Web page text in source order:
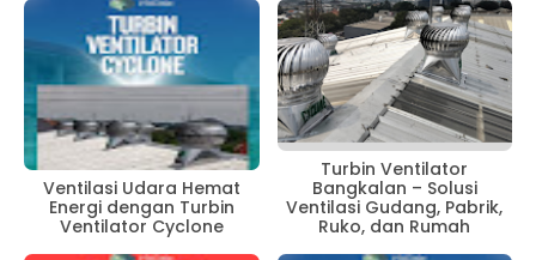
Ventilasi Udara Hemat
Energi dengan Turbin
Ventilator Cyclone
Turbin Ventilator
Bangkalan – Solusi
Ventilasi Gudang, Pabrik,
Ruko, dan Rumah